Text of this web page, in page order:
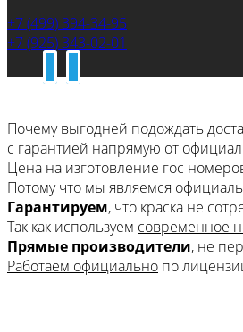
+7 (499) 394-34-95
+7 (925) 343-02-01
Почему выгодней подождать
с гарантией напрямую от
Цена на изготовление гос
Потому что мы являемся
Гарантируем, что краска не
Так как используем современное
Прямые производители, не
Работаем официально по